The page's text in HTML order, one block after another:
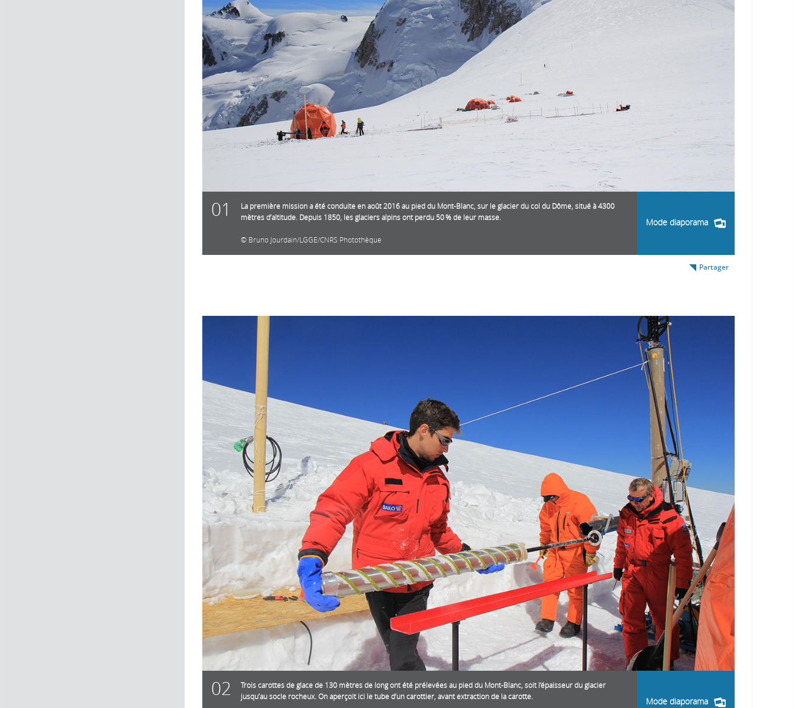
01
La première mission a été conduite en août 2016 au pied du Mont-Blanc, sur le glacier du col du Dôme, situé à 4300
mètres d’altitude. Depuis 1850, les glaciers alpins ont perdu 50 % de leur masse.
Bruno Jourdain/LGGE/CNRS Photothèque
Mode diaporama
Partager
02
Trois carottes de glace de 130 mètres de long ont été prélevées au pied du Mont-Blanc, soit l’épaisseur du glacier
jusqu’au socle rocheux. On aperçoit ici le tube d’un carottier, avant extraction de la carotte.
Mode diaporama